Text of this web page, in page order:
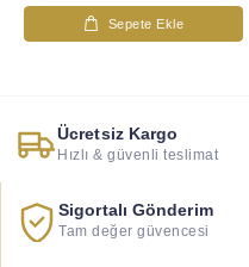
Sepete Ekle
Ücretsiz Kargo
Hızlı & güvenli teslimat
Sigortalı Gönderim
Tam değer güvencesi